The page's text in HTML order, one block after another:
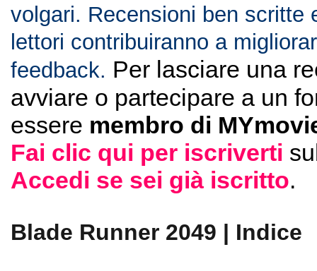
volgari. Recensioni ben scritte
lettori contribuiranno a
feedback. Per lasciare una
avviare o partecipare a un
essere membro di
Fai clic qui per iscriverti
Accedi se sei già iscritto.
Blade Runner 2049 | Indice